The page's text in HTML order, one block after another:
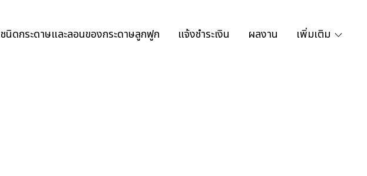
ชนิดกระดาษและลอนของกระดาษลูกฟูก แจ้งชำระเงิน ผลงาน เพิ่มเติม